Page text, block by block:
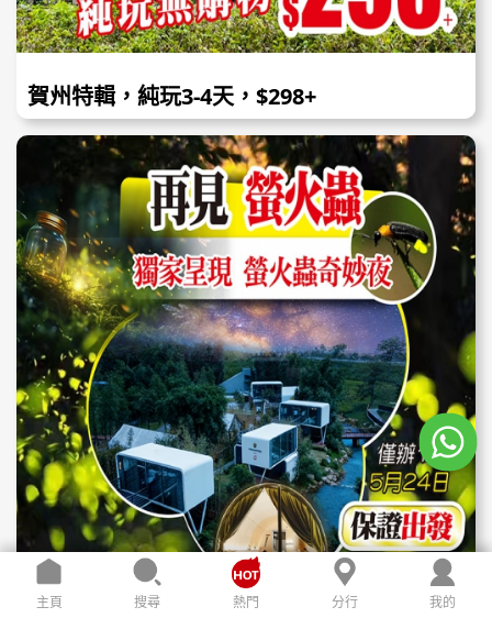
賀州特輯，純玩3-4天，$298+
主頁 搜尋 熱門 分行 我的